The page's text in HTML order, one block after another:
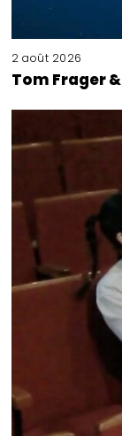
2 août 2026
Tom Frager